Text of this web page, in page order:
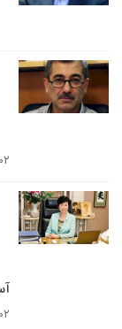
۰۲ بهمن ۱۴۰۱
۰۲ بهمن ۱۴۰۱